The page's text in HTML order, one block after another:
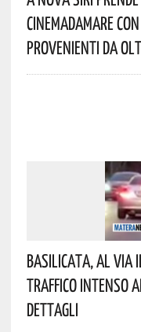
Cinemadamare
Provenienti Da
Basilicata, Al Via
Traffico Intenso
Dettagli